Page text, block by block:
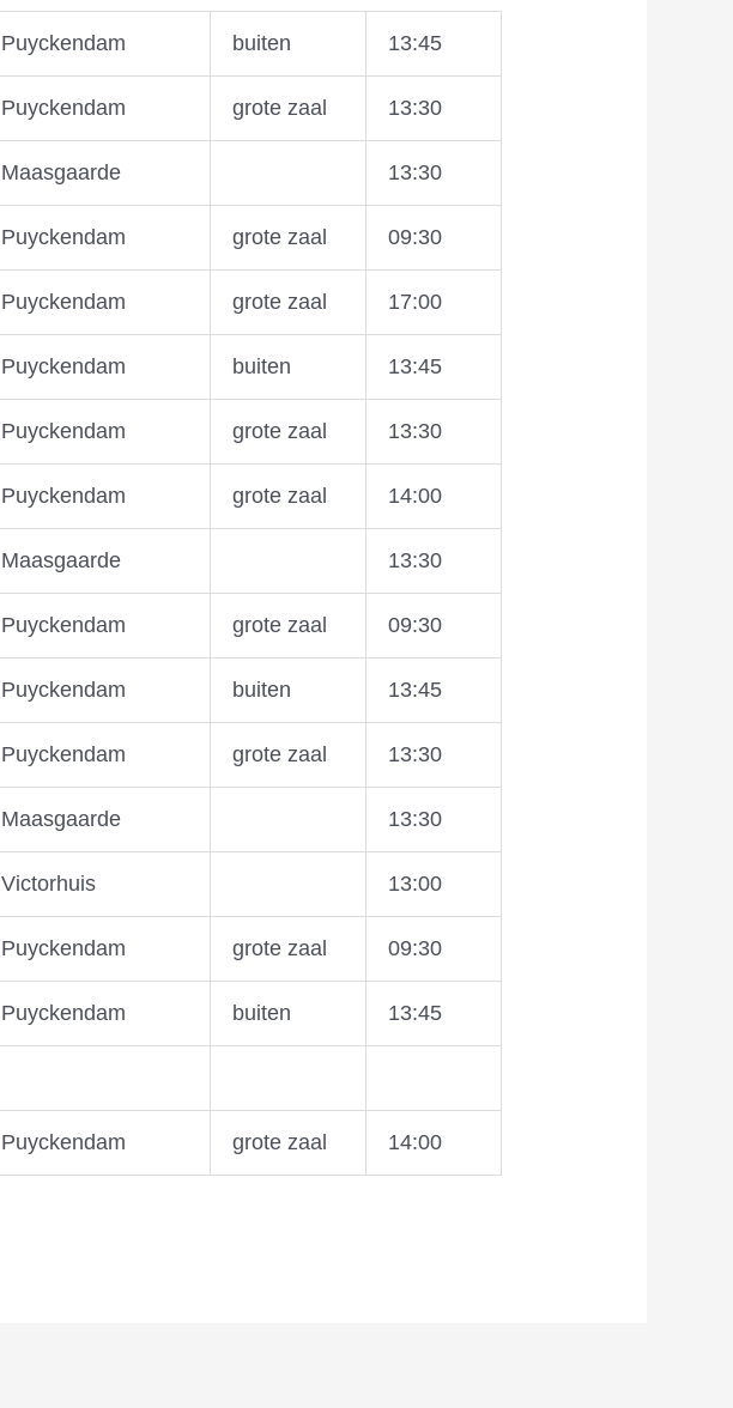
Puyckendam buiten 13:45
Puyckendam grote zaal 13:30
Maasgaarde 13:30
Puyckendam grote zaal 09:30
Puyckendam grote zaal 17:00
Puyckendam buiten 13:45
Puyckendam grote zaal 13:30
Puyckendam grote zaal 14:00
Maasgaarde 13:30
Puyckendam grote zaal 09:30
Puyckendam buiten 13:45
Puyckendam grote zaal 13:30
Maasgaarde 13:30
Victorhuis 13:00
Puyckendam grote zaal 09:30
Puyckendam buiten 13:45
Puyckendam grote zaal 14:00